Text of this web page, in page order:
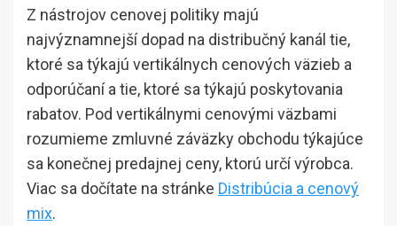
Z nástrojov cenovej politiky majú
najvýznamnejší dopad na distribučný kanál tie,
ktoré sa týkajú vertikálnych cenových väzieb a
odporúčaní a tie, ktoré sa týkajú poskytovania
rabatov. Pod vertikálnymi cenovými väzbami
rozumieme zmluvné záväzky obchodu týkajúce
sa konečnej predajnej ceny, ktorú určí výrobca.
Viac sa dočítate na stránke Distribúcia a cenový
mix.